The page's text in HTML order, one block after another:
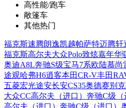
高性能/跑车
敞篷车
其他热门
福克斯速腾朗逸凯越帕萨特迈腾轩
福克斯高尔夫大众Polo致炫嘉年华
奥迪A8L奔驰S级宝马7系欧陆慕尚
途观哈弗H6逍客本田CR-V丰田
五菱宏光途安长安CS35奥德赛别
大众CC高尔夫（进口） 奔驰C级（